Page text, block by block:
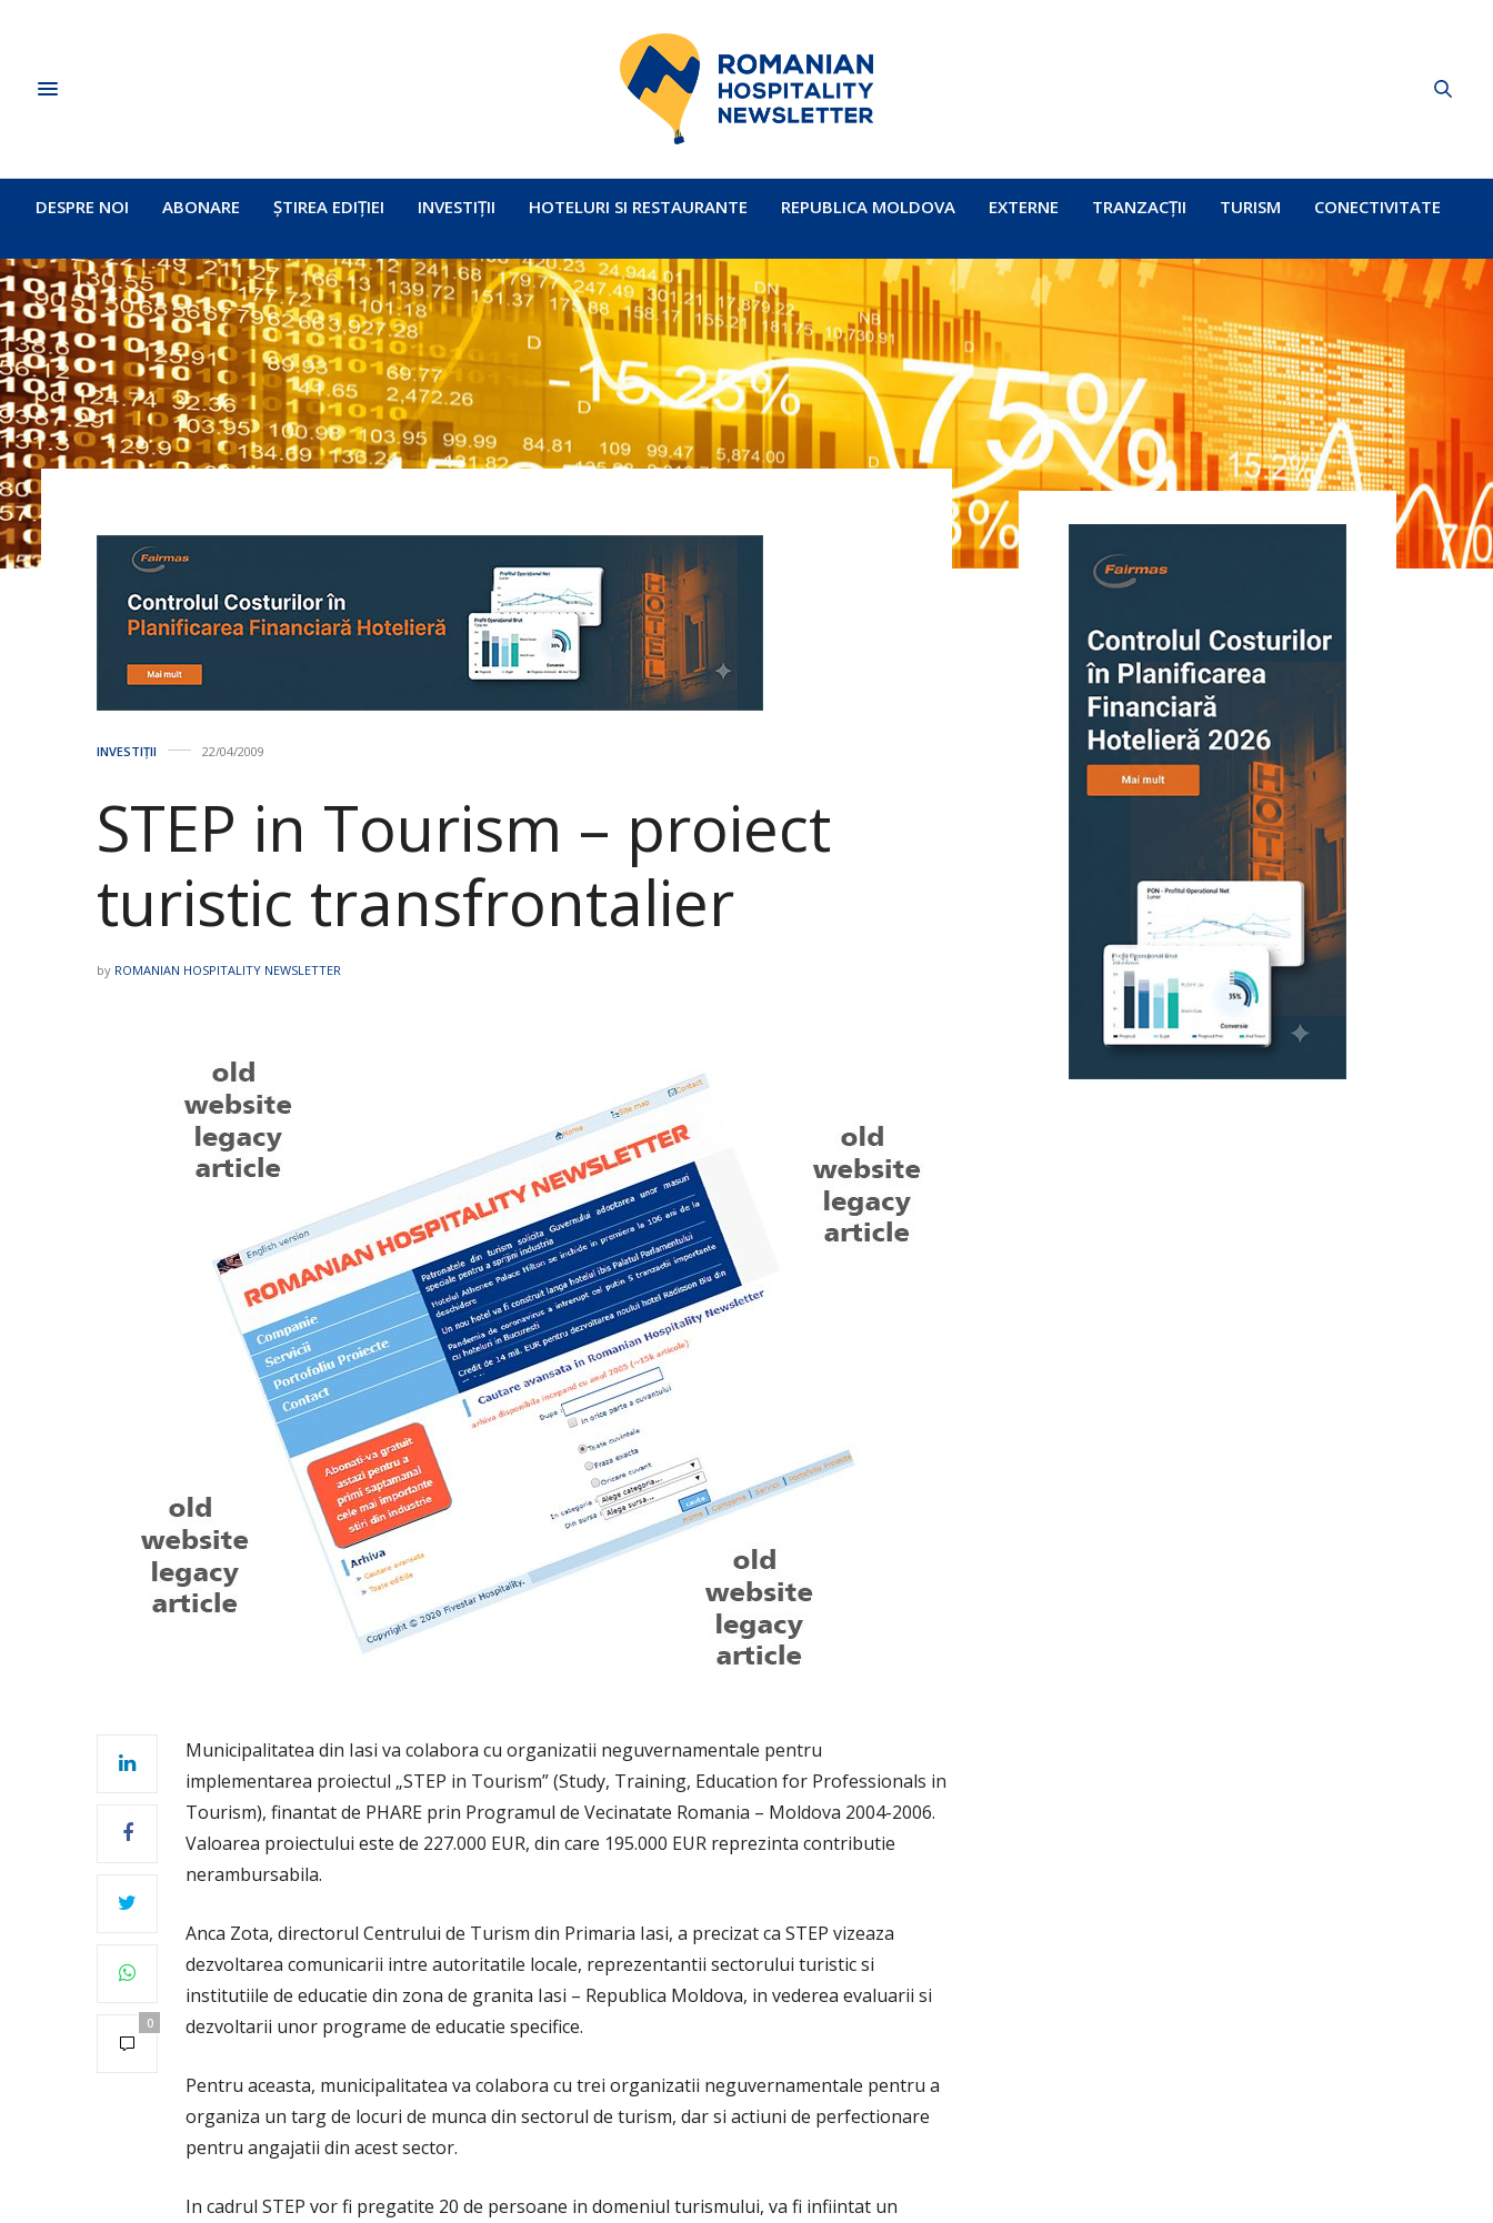
DESPRE NOI ABONARE ȘTIREA EDIȚIEI INVESTIȚII HOTELURI SI RESTAURANTE REPUBLICA MOLDOVA EXTERNE TRANZACȚII TURISM CONECTIVITATE
INVESTIȚII 22/04/2009
STEP in Tourism – proiect
turistic transfrontalier
by ROMANIAN HOSPITALITY NEWSLETTER
0
Municipalitatea din Iasi va colabora cu organizatii neguvernamentale pentru
implementarea proiectul „STEP in Tourism” (Study, Training, Education for Professionals in
Tourism), finantat de PHARE prin Programul de Vecinatate Romania – Moldova 2004-2006.
Valoarea proiectului este de 227.000 EUR, din care 195.000 EUR reprezinta contributie
nerambursabila.
Anca Zota, directorul Centrului de Turism din Primaria Iasi, a precizat ca STEP vizeaza
dezvoltarea comunicarii intre autoritatile locale, reprezentantii sectorului turistic si
institutiile de educatie din zona de granita Iasi – Republica Moldova, in vederea evaluarii si
dezvoltarii unor programe de educatie specifice.
Pentru aceasta, municipalitatea va colabora cu trei organizatii neguvernamentale pentru a
organiza un targ de locuri de munca din sectorul de turism, dar si actiuni de perfectionare
pentru angajatii din acest sector.
In cadrul STEP vor fi pregatite 20 de persoane in domeniul turismului, va fi infiintat un